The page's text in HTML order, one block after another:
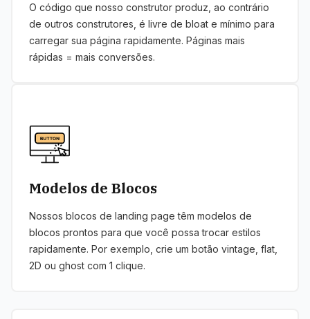
O código que nosso construtor produz, ao contrário
de outros construtores, é livre de bloat e mínimo para
carregar sua página rapidamente. Páginas mais
rápidas = mais conversões.
Modelos de Blocos
Nossos blocos de landing page têm modelos de
blocos prontos para que você possa trocar estilos
rapidamente. Por exemplo, crie um botão vintage, flat,
2D ou ghost com 1 clique.